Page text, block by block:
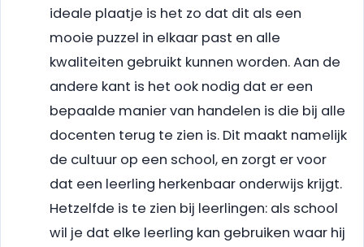
ideale plaatje is het zo dat dit als een
mooie puzzel in elkaar past en alle
kwaliteiten gebruikt kunnen worden. Aan de
andere kant is het ook nodig dat er een
bepaalde manier van handelen is die bij alle
docenten terug te zien is. Dit maakt namelijk
de cultuur op een school, en zorgt er voor
dat een leerling herkenbaar onderwijs krijgt.
Hetzelfde is te zien bij leerlingen: als school
wil je dat elke leerling kan gebruiken waar hij